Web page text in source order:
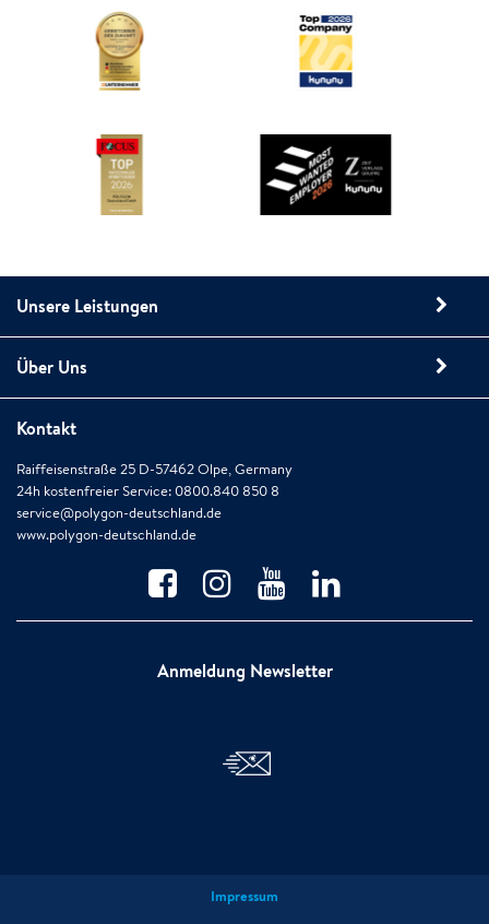
Unsere Leistungen
Über Uns
Kontakt
Raiffeisenstraße 25 D-57462 Olpe, Germany
24h kostenfreier Service: 0800.840 850 8
service@polygon-deutschland.de
www.polygon-deutschland.de
Anmeldung Newsletter
Impressum